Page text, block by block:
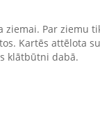
Par ziemu
Kartēs attēlota
klātbūtni dabā.